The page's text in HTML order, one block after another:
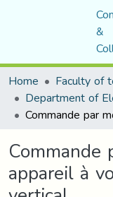
&
Home
Faculty of
Commande
appareil à